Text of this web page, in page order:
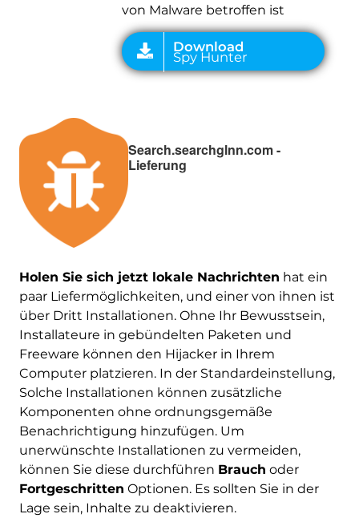
von Malware betroffen ist
Search.searchglnn.com -
Lieferung
Holen Sie sich jetzt lokale Nachrichten hat ein
paar Liefermöglichkeiten, und einer von ihnen ist
über Dritt Installationen. Ohne Ihr Bewusstsein,
Installateure in gebündelten Paketen und
Freeware können den Hijacker in Ihrem
Computer platzieren. In der Standardeinstellung,
Solche Installationen können zusätzliche
Komponenten ohne ordnungsgemäße
Benachrichtigung hinzufügen. Um
unerwünschte Installationen zu vermeiden,
können Sie diese durchführen Brauch oder
Fortgeschritten Optionen. Es sollten Sie in der
Lage sein, Inhalte zu deaktivieren.